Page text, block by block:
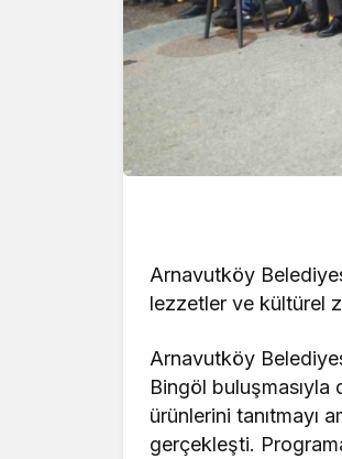
Arnavutköy
lezzetler ve kültürel
Arnavutköy
Bingöl buluşmasıyla
ürünlerini tanıtmayı
gerçekleşti.